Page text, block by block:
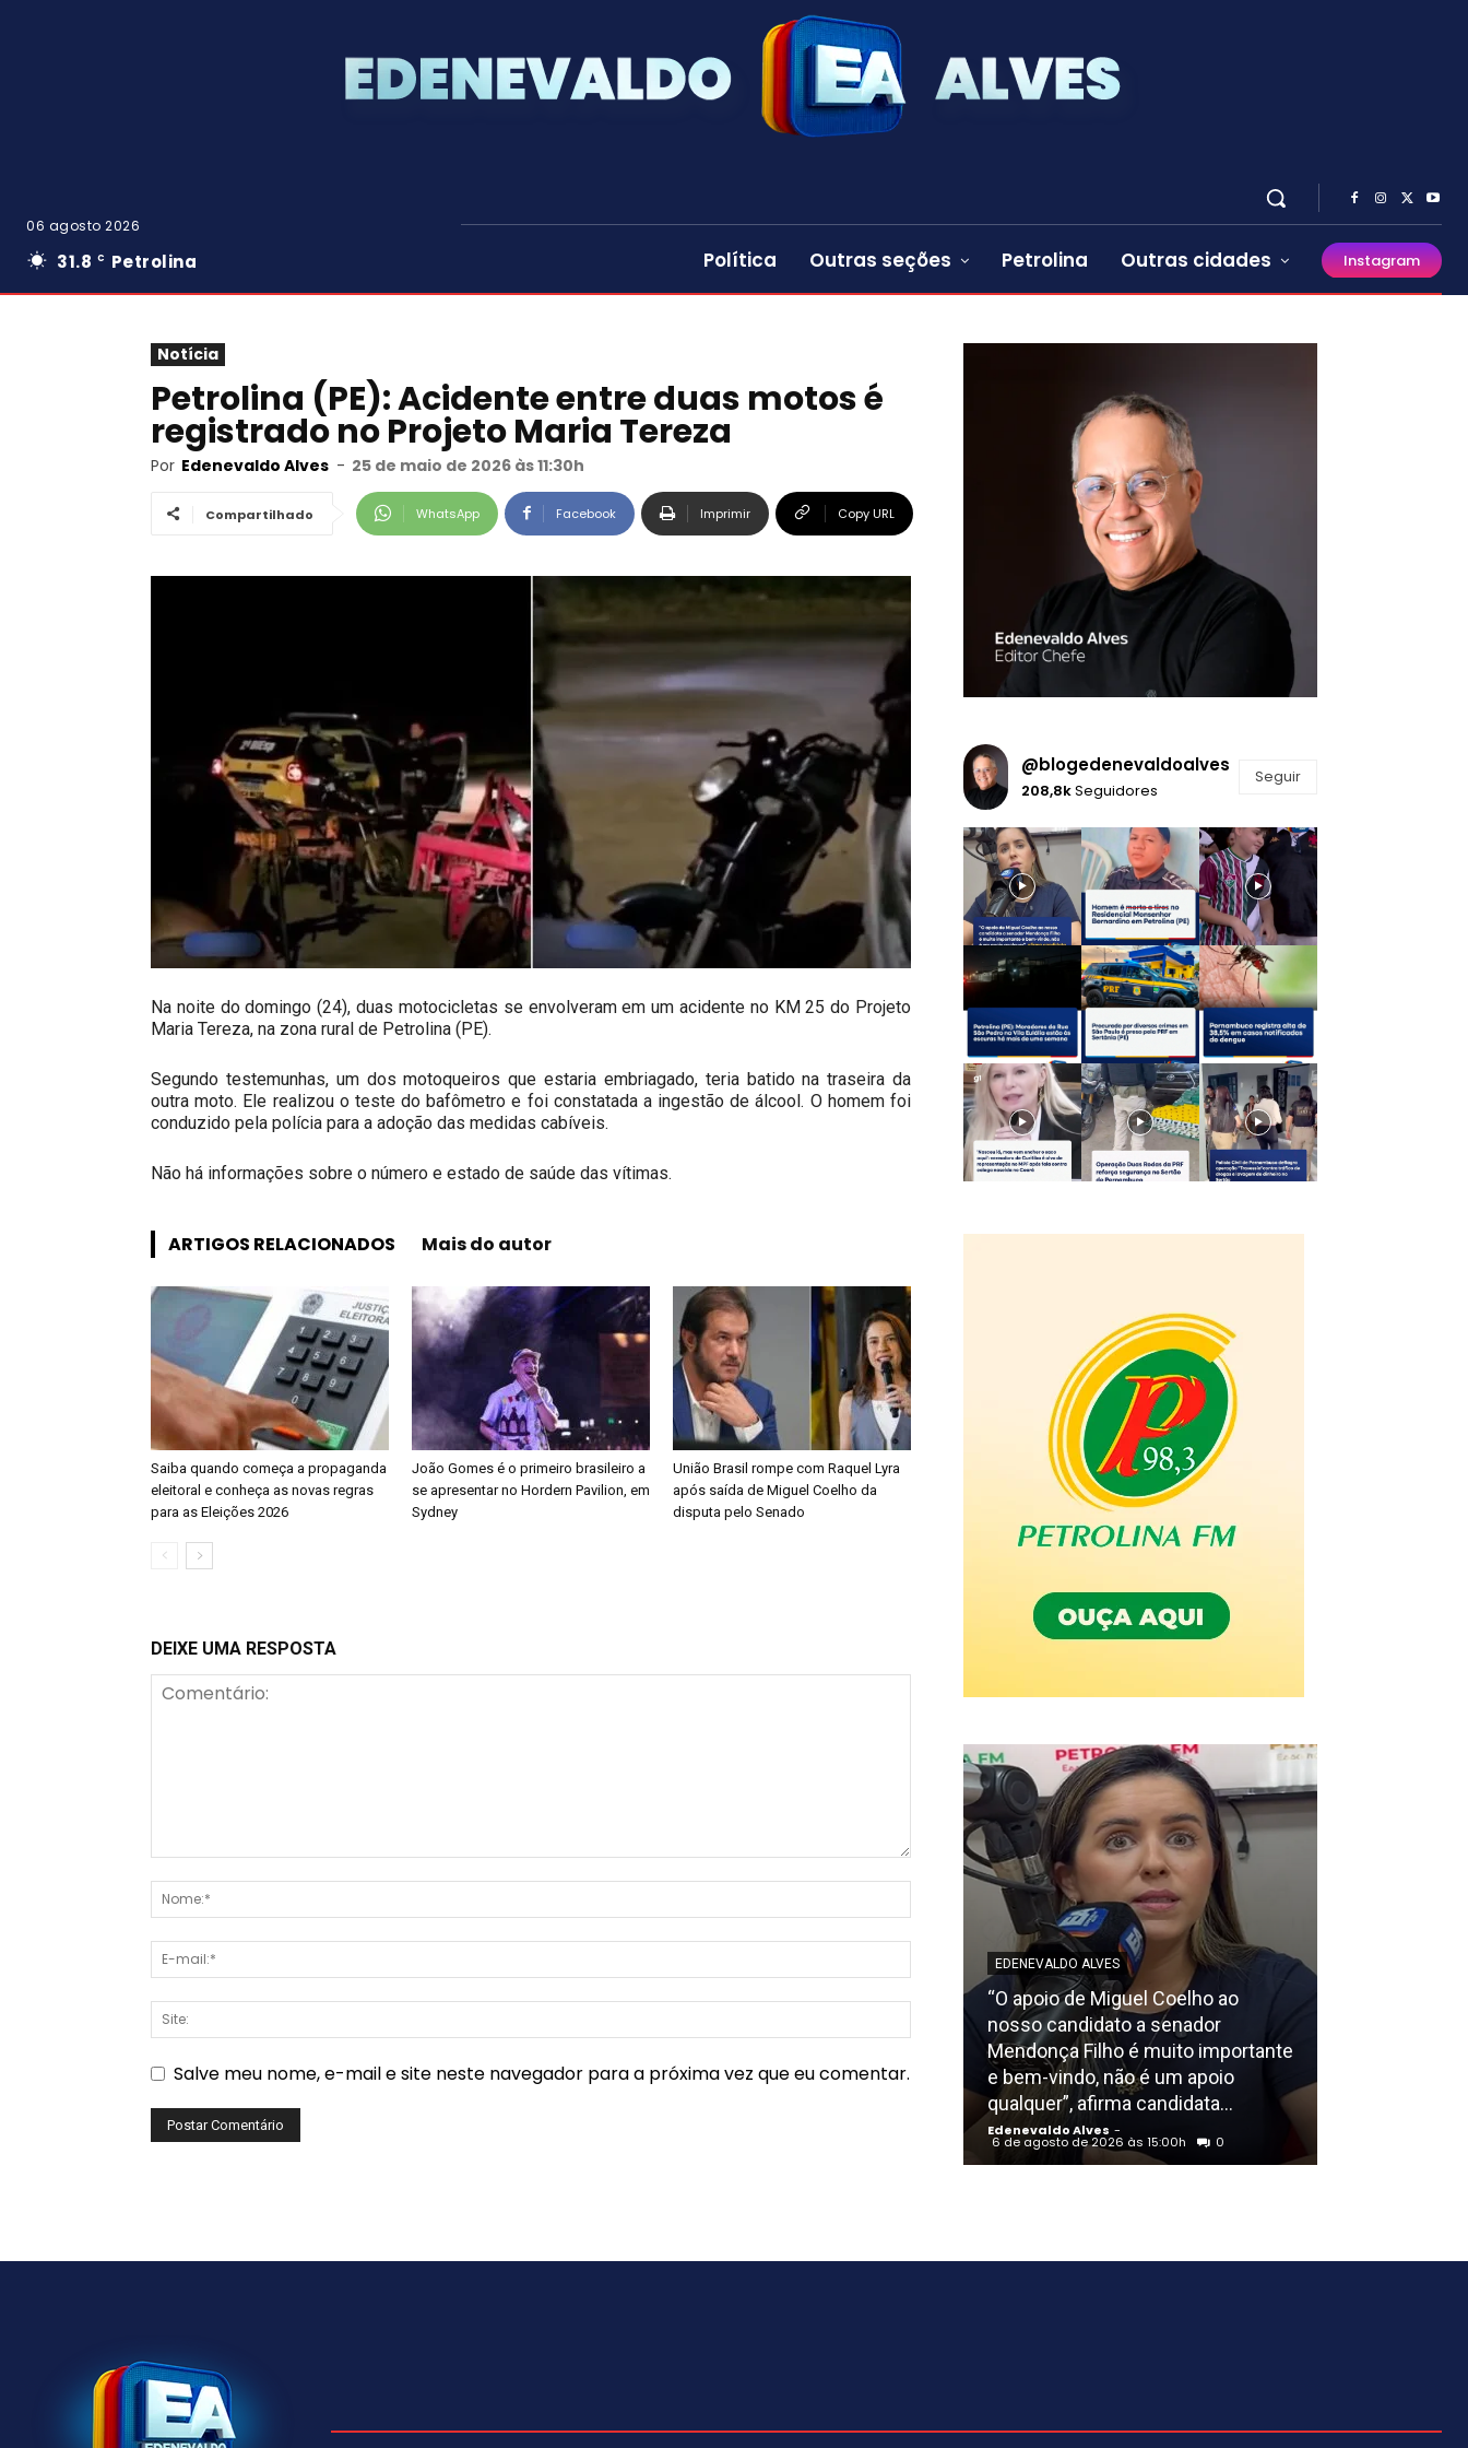
06 agosto 2026
31.8 C Petrolina Política Outras seções Petrolina Outras cidades Instagram
Notícia
Petrolina (PE): Acidente entre duas motos é
registrado no Projeto Maria Tereza
Por Edenevaldo Alves - 25 de maio de 2026 às 11:30h
Compartilhado WhatsApp Facebook Imprimir Copy URL
Na noite do domingo (24), duas motocicletas se envolveram em um acidente no KM 25 do Projeto
Maria Tereza, na zona rural de Petrolina (PE).
Segundo testemunhas, um dos motoqueiros que estaria embriagado, teria batido na traseira da
outra moto. Ele realizou o teste do bafômetro e foi constatada a ingestão de álcool. O homem foi
conduzido pela polícia para a adoção das medidas cabíveis.
Não há informações sobre o número e estado de saúde das vítimas.
ARTIGOS RELACIONADOS Mais do autor
Saiba quando começa a propaganda
eleitoral e conheça as novas regras
para as Eleições 2026
João Gomes é o primeiro brasileiro a
se apresentar no Hordern Pavilion, em
Sydney
União Brasil rompe com Raquel Lyra
após saída de Miguel Coelho da
disputa pelo Senado
DEIXE UMA RESPOSTA
Salve meu nome, e-mail e site neste navegador para a próxima vez que eu comentar.
@blogedenevaldoalves
208,8kSeguidores
Seguir
EDENEVALDO ALVES
“O apoio de Miguel Coelho ao
nosso candidato a senador
Mendonça Filho é muito importante
e bem-vindo, não é um apoio
qualquer”, afirma candidata...
Edenevaldo Alves -
6 de agosto de 2026 às 15:00h 0